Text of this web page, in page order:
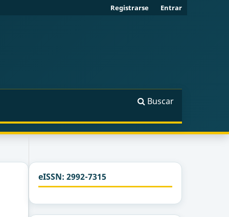
Buscar
Registrarse Entrar
eISSN: 2992-7315